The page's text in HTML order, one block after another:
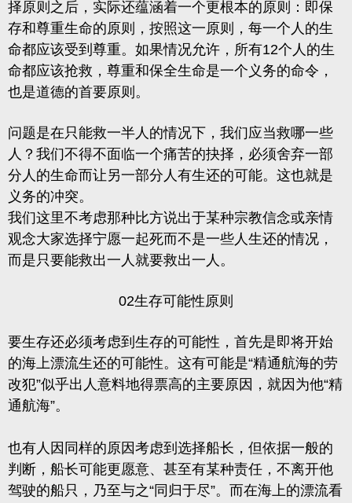
择原则之后，实际还蕴涵着一个更根本的原则：即保
存和尊重生命的原则，按照这一原则，每一个人的生
命都应该受到尊重。如果情况允许，所有12个人的生
命都应该抢救， 尊重和保全生命是一个义务的命令，
也是道德的首要原则 。
问题是在只能救一半人的情况下，我们应当救哪一些
人？我们不得不面临一个痛苦的抉择，必须舍弃一部
分人的生命而让另一部分人有生还的可能。这也就是
义务的冲突。
我们这里不考虑那种比方说出于某种宗教信念或亲情
观念大家选择宁愿一起死而不是一些人生还的情况，
而是只要能救出一人就要救出一人。
02生存可能性原则
要生存还必须考虑到生存的可能性，首先是即将开始
的海上漂流生还的可能性。这有可能是“精通航海的劳
改犯”似乎出人意料地得票高的主要原因，就因为他“精
通航海”。
也有人因同样的原因考虑到选择船长，但依据一般的
判断，船长可能更愿意、甚至有某种责任，不离开他
驾驶的船只，乃至与之“同归于尽”。而在海上的漂流看